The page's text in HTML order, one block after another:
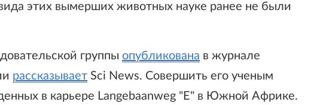
этих вымерших животных науке ранее не были
группы опубликована в журнале
рассказывает Sci News. Совершить его ученым
в карьере Langebaanweg "E" в Южной Африке.